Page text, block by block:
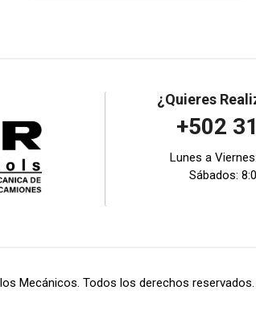
¿Quieres
+502
Lunes a
Sábados:
Mecánicos. Todos los derechos